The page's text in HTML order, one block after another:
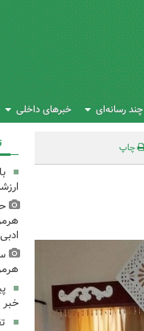
چند رسانه‌ای خبرهای داخلی
چاپ
خبر